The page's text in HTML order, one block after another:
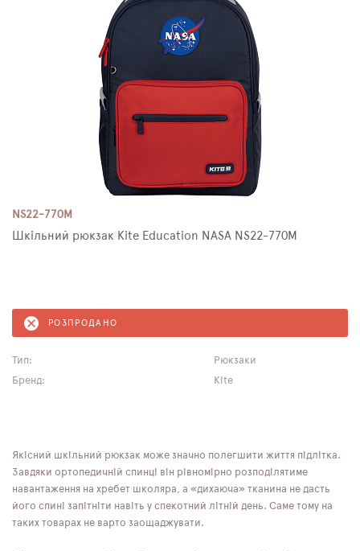
NS22-770M
Шкільний рюкзак Kite Education NASA NS22-770M
РОЗПРОДАНО
Тип:
Рюкзаки
Бренд:
Kite
Якісний шкільний рюкзак може значно полегшити життя підлітка.
Завдяки ортопедичній спинці він рівномірно розподілятиме
навантаження на хребет школяра, а «дихаюча» тканина не дасть
його спині запітніти навіть у спекотний літній день. Саме тому на
таких товарах не варто заощаджувати.